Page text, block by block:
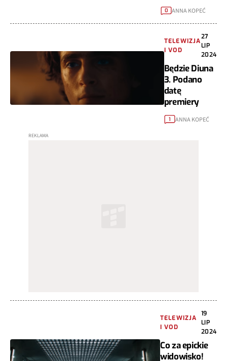
0 ANNA KOPEĆ
TELEWIZJA
I VOD
27
LIP
2024
Będzie Diuna
3. Podano
datę
premiery
1 ANNA KOPEĆ
TELEWIZJA
I VOD
19
LIP
2024
Co za epickie
widowisko!